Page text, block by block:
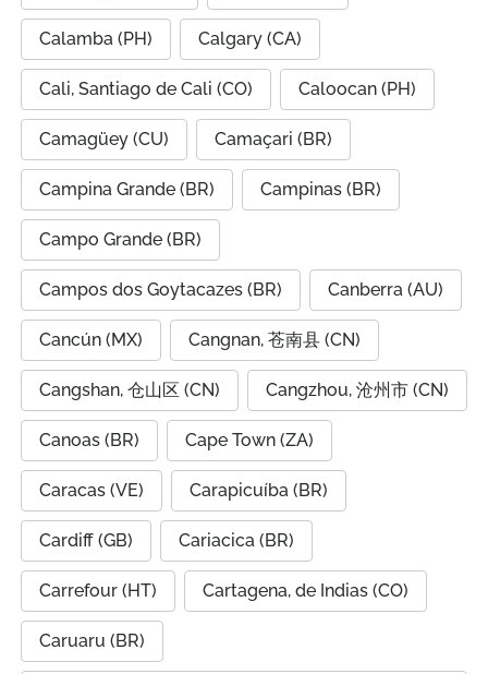
Calamba (PH) Calgary (CA)
Cali, Santiago de Cali (CO) Caloocan (PH)
Camagüey (CU) Camaçari (BR)
Campina Grande (BR) Campinas (BR)
Campo Grande (BR)
Campos dos Goytacazes (BR) Canberra (AU)
Cancún (MX) Cangnan, 苍南县 (CN)
Cangshan, 仓山区 (CN) Cangzhou, 沧州市 (CN)
Canoas (BR) Cape Town (ZA)
Caracas (VE) Carapicuíba (BR)
Cardiff (GB) Cariacica (BR)
Carrefour (HT) Cartagena, de Indias (CO)
Caruaru (BR)